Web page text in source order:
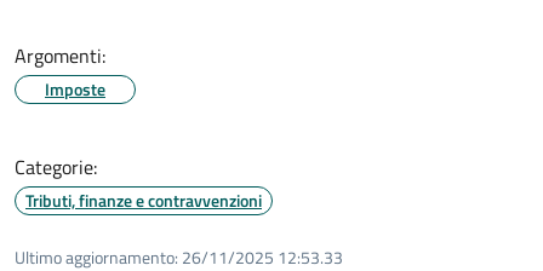
Argomenti:
Imposte
Categorie:
Tributi, finanze e contravvenzioni
Ultimo aggiornamento: 26/11/2025 12:53.33